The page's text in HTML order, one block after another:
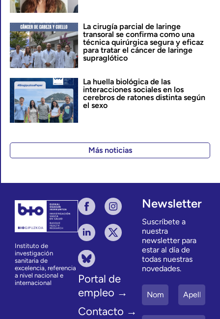
La cirugía parcial de laringe
transoral se confirma como una
técnica quirúrgica segura y eficaz
para tratar el cáncer de laringe
supraglótico
La huella biológica de las
interacciones sociales en los
cerebros de ratones distinta según
el sexo
Más noticias
Instituto de
investigación
sanitaria de
excelencia, referencia
a nivel nacional e
internacional
Portal de
empleo →
Contacto →
Newsletter
Suscríbete a
nuestra
newsletter para
estar al día de
todas nuestras
novedades.